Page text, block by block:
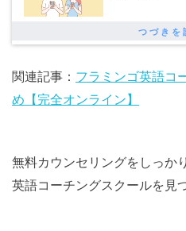
関連記事： フラミンゴ英語コ
め【完全オンライン】
無料カウンセリングをしっか
英語コーチングスクールを見